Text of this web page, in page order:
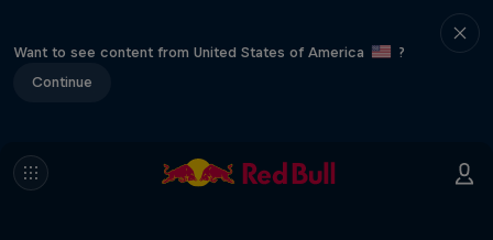
Want to see content from United States of America
?
Continue